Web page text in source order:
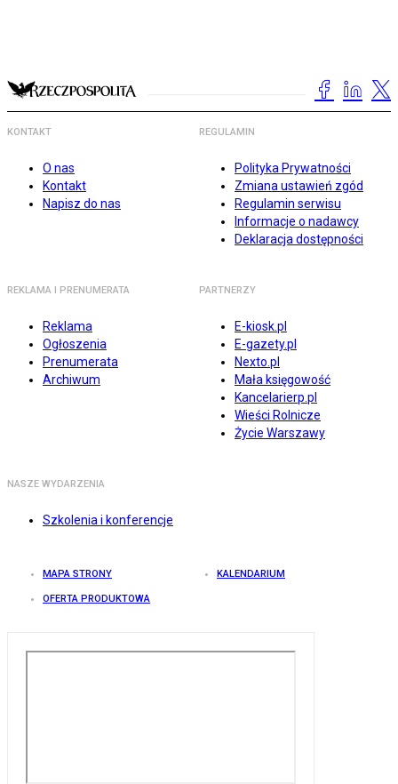
KONTAKT
O nas
Kontakt
Napisz do nas
REGULAMIN
Polityka Prywatności
Zmiana ustawień zgód
Regulamin serwisu
Informacje o nadawcy
Deklaracja dostępności
REKLAMA I PRENUMERATA
Reklama
Ogłoszenia
Prenumerata
Archiwum
PARTNERZY
E-kiosk.pl
E-gazety.pl
Nexto.pl
Mała księgowość
Kancelarierp.pl
Wieści Rolnicze
Życie Warszawy
NASZE WYDARZENIA
Szkolenia i konferencje
MAPA STRONY KALENDARIUM
OFERTA PRODUKTOWA